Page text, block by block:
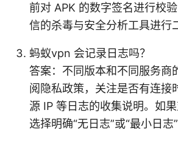
前对 APK 的数字签名进行校
信的杀毒与安全分析工具进行
蚂蚁vpn 会记录日志吗？
答案：不同版本和不同服务商
阅隐私政策，关注是否有连接
源 IP 等日志的收集说明。如果
选择明确“无日志”或“最小日志